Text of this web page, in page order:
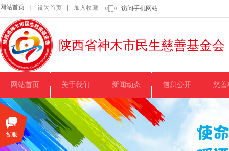
设为首页 加入收藏
网站首页 访问手机网站
陕西省神木市民生慈善基金会
网站首页 关于我们 新闻动态 信息公开 慈善
客服